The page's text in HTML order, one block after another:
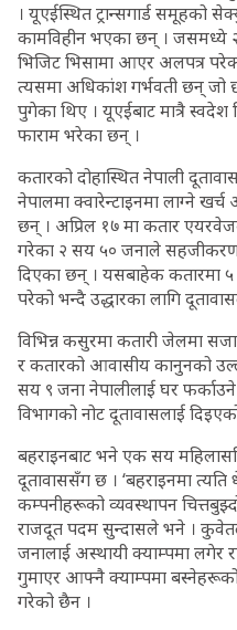
। यूएईस्थित ट्रान्सगार्ड समूहको
कामविहीन भएका छन् । जसमध्ये
भिजिट भिसामा आएर अलपत्र
त्यसमा अधिकांश गर्भवती छन् जो
पुगेका थिए । यूएईबाट मात्रै
फाराम भरेका छन् ।
कतारको दोहास्थित नेपाली
नेपालमा क्वारेन्टाइनमा लाग्ने
छन् । अप्रिल १७ मा कतार
गरेका २ सय ५० जनाले
दिएका छन् । यसबाहेक कतारमा
परेको भन्दै उद्धारका लागि
विभिन्न कसुरमा कतारी जेलमा
र कतारको आवासीय कानुनको
सय ९ जना नेपालीलाई घर
विभागको नोट दूतावासलाई
बहराइनबाट भने एक सय
दूतावाससँग छ । ‘बहराइनमा
कम्पनीहरूको व्यवस्थापन
राजदूत पदम सुन्दासले भने ।
जनालाई अस्थायी क्याम्पमा लगेर
गुमाएर आफ्नै क्याम्पमा
गरेको छैन ।